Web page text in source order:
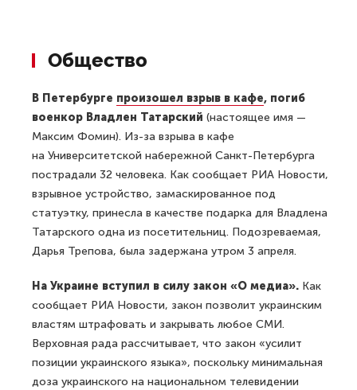
Общество
В Петербурге произошел взрыв в кафе, погиб
военкор Владлен Татарский (настоящее имя —
Максим Фомин). Из-за взрыва в кафе
на Университетской набережной Санкт-Петербурга
пострадали 32 человека. Как сообщает РИА Новости,
взрывное устройство, замаскированное под
статуэтку, принесла в качестве подарка для Владлена
Татарского одна из посетительниц. Подозреваемая,
Дарья Трепова, была задержана утром 3 апреля.
На Украине вступил в силу закон «О медиа». Как
сообщает РИА Новости, закон позволит украинским
властям штрафовать и закрывать любое СМИ.
Верховная рада рассчитывает, что закон «усилит
позиции украинского языка», поскольку минимальная
доза украинского на национальном телевидении